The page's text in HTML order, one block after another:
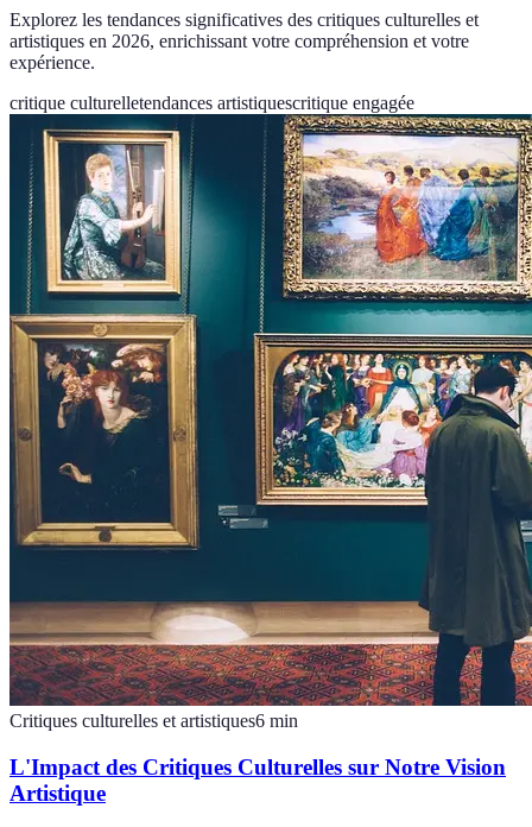
Explorez les tendances significatives des critiques culturelles et
artistiques en 2026, enrichissant votre compréhension et votre
expérience.
critique culturelletendances artistiquescritique engagée
Critiques culturelles et artistiques6 min
L'Impact des Critiques Culturelles sur Notre Vision
Artistique